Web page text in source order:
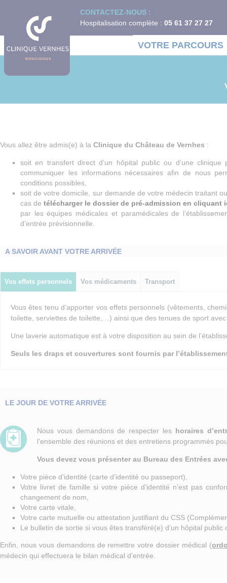
CONTACTEZ-NOUS :
Hospitalisation complète : 05 61 37 27 27
VOTRE PARCOURS
Vous allez être admis(e) à la Clinique du Château de Vernhes :
soit en transfert direct d’un hôpital public ou d’une
communiquer les informations nécessaires afin de nous
conditions possibles,
soit de votre domicile, sur demande de votre médecin traitant
cas detélécharger le dossier de pré-admission en cliquant
par les équipes médicales et paramédicales de
d’entrée prévisionnelle.
A SAVOIR AVANT VOTRE ARRIVÉE
Vos effets personnels Vos médicaments Transport
Vous êtes tenu d’apporter vos effets personnels (vêtements,
toilette, serviettes de toilette,…) ainsi que des tenues de sport
Une laverie automatique est à votre disposition au sein de
Seuls les draps et couvertures sont fournis par
LE JOUR DE VOTRE ARRIVÉE
Nous vous demandons de respecter les horaires
l’ensemble des réunions et des entretiens programmés
Vous devez vous présenter au Bureau des Entrées
Votre pièce d’identité (carte d’identité ou passeport),
Votre livret de famille si votre pièce d’identité n’est pas
changement de nom,
Votre carte vitale,
Votre carte mutuelle ou attestation justifiant du CSS
Le bulletin de sortie si vous êtes transféré(e) d’un hôpital public
Enfin, nous vous demandons de remettre votre dossier médical (
médecin qui effectuera le bilan médical d’entrée.